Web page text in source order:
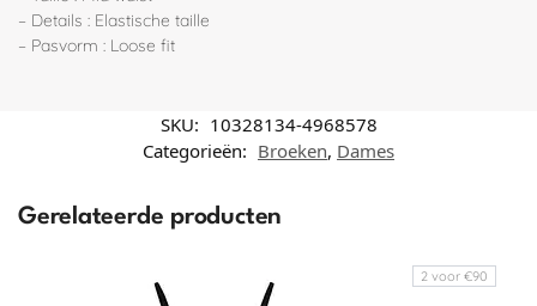
– Details : Elastische taille
– Pasvorm : Loose fit
SKU: 10328134-4968578
Categorieën: Broeken, Dames
Gerelateerde producten
2 voor €90